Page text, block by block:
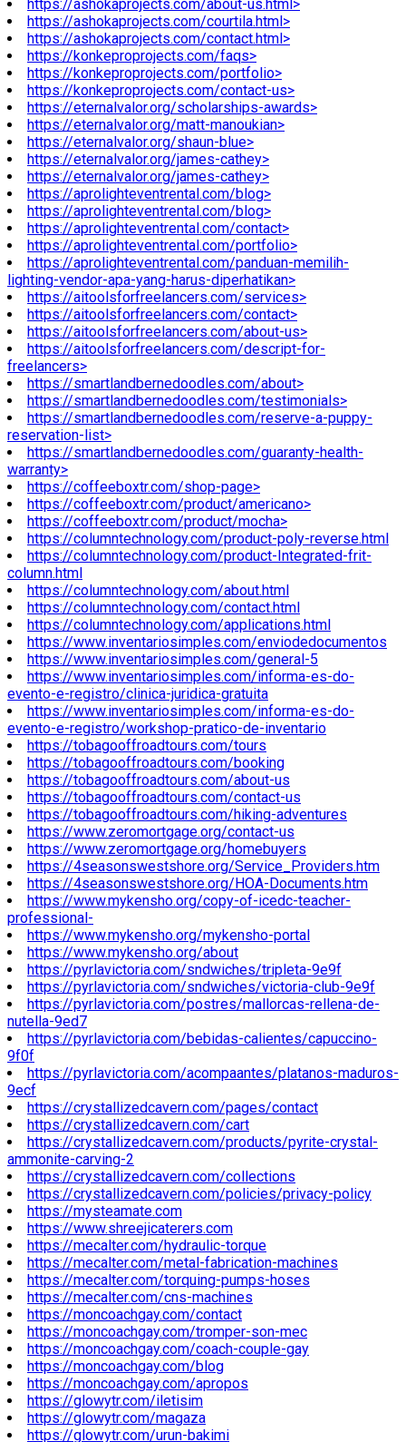
https://ashokaprojects.com/about-us.html>
https://ashokaprojects.com/courtila.html>
https://ashokaprojects.com/contact.html>
https://konkeproprojects.com/faqs>
https://konkeproprojects.com/portfolio>
https://konkeproprojects.com/contact-us>
https://eternalvalor.org/scholarships-awards>
https://eternalvalor.org/matt-manoukian>
https://eternalvalor.org/shaun-blue>
https://eternalvalor.org/james-cathey>
https://eternalvalor.org/james-cathey>
https://aprolighteventrental.com/blog>
https://aprolighteventrental.com/blog>
https://aprolighteventrental.com/contact>
https://aprolighteventrental.com/portfolio>
https://aprolighteventrental.com/panduan-memilih-
lighting-vendor-apa-yang-harus-diperhatikan>
https://aitoolsforfreelancers.com/services>
https://aitoolsforfreelancers.com/contact>
https://aitoolsforfreelancers.com/about-us>
https://aitoolsforfreelancers.com/descript-for-
freelancers>
https://smartlandbernedoodles.com/about>
https://smartlandbernedoodles.com/testimonials>
https://smartlandbernedoodles.com/reserve-a-puppy-
reservation-list>
https://smartlandbernedoodles.com/guaranty-health-
warranty>
https://coffeeboxtr.com/shop-page>
https://coffeeboxtr.com/product/americano>
https://coffeeboxtr.com/product/mocha>
https://columntechnology.com/product-poly-reverse.html
https://columntechnology.com/product-Integrated-frit-
column.html
https://columntechnology.com/about.html
https://columntechnology.com/contact.html
https://columntechnology.com/applications.html
https://www.inventariosimples.com/enviodedocumentos
https://www.inventariosimples.com/general-5
https://www.inventariosimples.com/informa-es-do-
evento-e-registro/clinica-juridica-gratuita
https://www.inventariosimples.com/informa-es-do-
evento-e-registro/workshop-pratico-de-inventario
https://tobagooffroadtours.com/tours
https://tobagooffroadtours.com/booking
https://tobagooffroadtours.com/about-us
https://tobagooffroadtours.com/contact-us
https://tobagooffroadtours.com/hiking-adventures
https://www.zeromortgage.org/contact-us
https://www.zeromortgage.org/homebuyers
https://4seasonswestshore.org/Service_Providers.htm
https://4seasonswestshore.org/HOA-Documents.htm
https://www.mykensho.org/copy-of-icedc-teacher-
professional-
https://www.mykensho.org/mykensho-portal
https://www.mykensho.org/about
https://pyrlavictoria.com/sndwiches/tripleta-9e9f
https://pyrlavictoria.com/sndwiches/victoria-club-9e9f
https://pyrlavictoria.com/postres/mallorcas-rellena-de-
nutella-9ed7
https://pyrlavictoria.com/bebidas-calientes/capuccino-
9f0f
https://pyrlavictoria.com/acompaantes/platanos-maduros-
9ecf
https://crystallizedcavern.com/pages/contact
https://crystallizedcavern.com/cart
https://crystallizedcavern.com/products/pyrite-crystal-
ammonite-carving-2
https://crystallizedcavern.com/collections
https://crystallizedcavern.com/policies/privacy-policy
https://mysteamate.com
https://www.shreejicaterers.com
https://mecalter.com/hydraulic-torque
https://mecalter.com/metal-fabrication-machines
https://mecalter.com/torquing-pumps-hoses
https://mecalter.com/cns-machines
https://moncoachgay.com/contact
https://moncoachgay.com/tromper-son-mec
https://moncoachgay.com/coach-couple-gay
https://moncoachgay.com/blog
https://moncoachgay.com/apropos
https://glowytr.com/iletisim
https://glowytr.com/magaza
https://glowytr.com/urun-bakimi